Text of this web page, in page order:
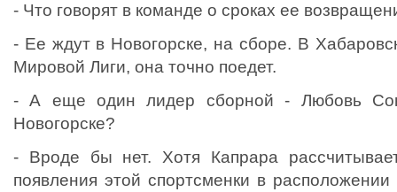
- Что говорят в команде о сроках ее
- Ее ждут в Новогорске, на сборе. В
Мировой Лиги, она точно поедет.
- А еще один лидер сборной - Любовь
Новогорске?
- Вроде бы нет. Хотя Капрара
появления этой спортсменки в